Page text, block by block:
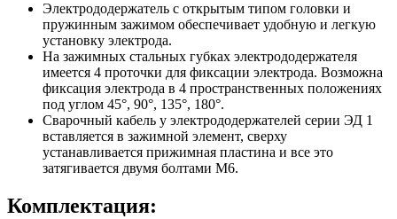
Электрододержатель с открытым типом головки и
пружинным зажимом обеспечивает удобную и легкую
установку электрода.
На зажимных стальных губках электрододержателя
имеется 4 проточки для фиксации электрода. Возможна
фиксация электрода в 4 пространственных положениях
под углом 45°, 90°, 135°, 180°.
Сварочный кабель у электрододержателей серии ЭД 1
вставляется в зажимной элемент, сверху
устанавливается прижимная пластина и все это
затягивается двумя болтами М6.
Комплектация: